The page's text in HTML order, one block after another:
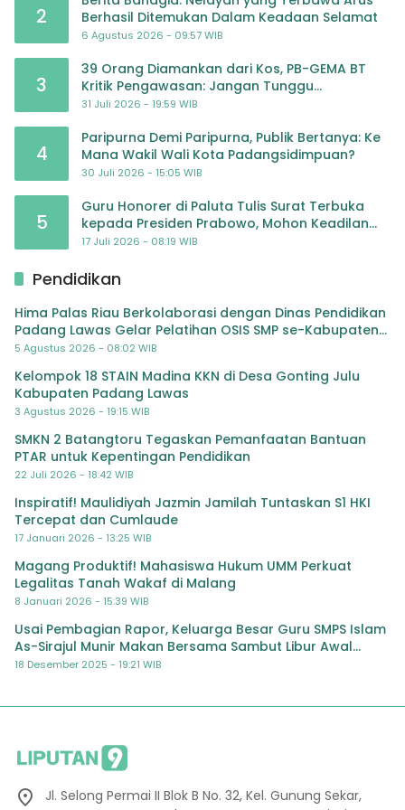
2
Berhasil Ditemukan Dalam Keadaan Selamat
6 Agustus 2026 - 09:57 WIB
3
39 Orang Diamankan dari Kos, PB-GEMA BT
Kritik Pengawasan: Jangan Tunggu
Masyarakat Bergerak Baru Negara Bertindak
31 Juli 2026 - 19:59 WIB
4
Paripurna Demi Paripurna, Publik Bertanya: Ke
Mana Wakil Wali Kota Padangsidimpuan?
30 Juli 2026 - 15:05 WIB
5
Guru Honorer di Paluta Tulis Surat Terbuka
kepada Presiden Prabowo, Mohon Keadilan
atas Dugaan Kriminalisasi
17 Juli 2026 - 08:19 WIB
Pendidikan
Hima Palas Riau Berkolaborasi dengan Dinas Pendidikan
Padang Lawas Gelar Pelatihan OSIS SMP se-Kabupaten
Padang Lawas
5 Agustus 2026 - 08:02 WIB
Kelompok 18 STAIN Madina KKN di Desa Gonting Julu
Kabupaten Padang Lawas
3 Agustus 2026 - 19:15 WIB
SMKN 2 Batangtoru Tegaskan Pemanfaatan Bantuan
PTAR untuk Kepentingan Pendidikan
22 Juli 2026 - 18:42 WIB
Inspiratif! Maulidiyah Jazmin Jamilah Tuntaskan S1 HKI
Tercepat dan Cumlaude
17 Januari 2026 - 13:25 WIB
Magang Produktif! Mahasiswa Hukum UMM Perkuat
Legalitas Tanah Wakaf di Malang
8 Januari 2026 - 15:39 WIB
Usai Pembagian Rapor, Keluarga Besar Guru SMPS Islam
As-Sirajul Munir Makan Bersama Sambut Libur Awal
Semester
18 Desember 2025 - 19:21 WIB
Jl. Selong Permai II Blok B No. 32, Kel. Gunung Sekar,